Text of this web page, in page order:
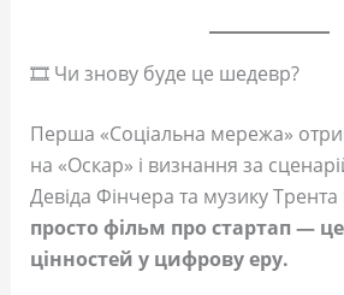
🎞️ Чи знову буде це шедевр?
Перша «Соціальна мережа»
на «Оскар» і визнання за
Девіда Фінчера та музику
просто фільм про стартап —
цінностей у цифрову еру.